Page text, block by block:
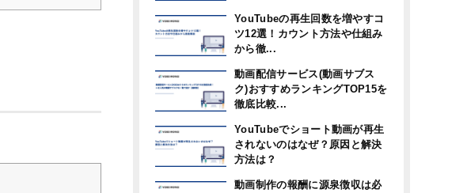
YouTubeの再生回数を増やすコ
ツ12選！カウント方法や仕組み
から徹...
動画配信サービス(動画サブス
ク)おすすめランキングTOP15を
徹底比較...
YouTubeでショート動画が再生
されないのはなぜ？原因と解決
方法は？
動画制作の報酬に源泉徴収は必